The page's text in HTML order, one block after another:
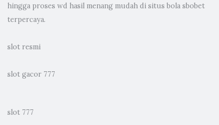
hingga proses wd hasil menang mudah di situs bola sbobet
terpercaya.
slot resmi
slot gacor 777
slot 777